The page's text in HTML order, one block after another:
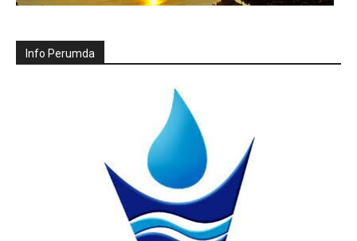
Info Perumda